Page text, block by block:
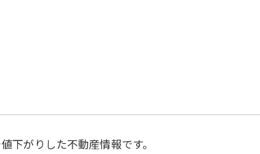
下がりした不動産情報です。